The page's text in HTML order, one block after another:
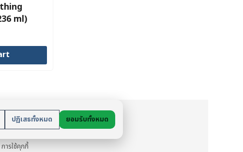
ml)
ปฏิเสธทั้งหมด ยอมรับทั้งหมด
นโยบาย
ข้อมูลส่วนตัว
การใช้คุกกี้